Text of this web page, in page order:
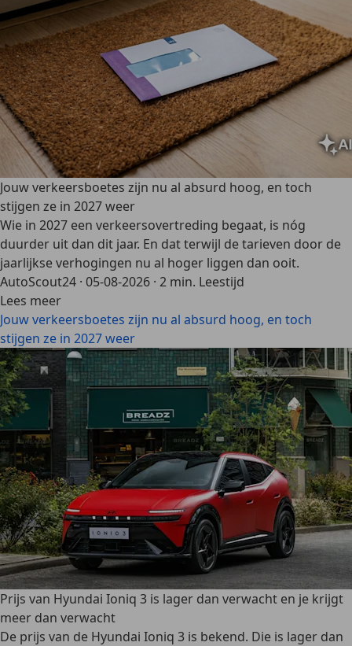
Jouw verkeersboetes zijn nu al absurd hoog, en toch
stijgen ze in 2027 weer
Wie in 2027 een verkeersovertreding begaat, is nóg
duurder uit dan dit jaar. En dat terwijl de tarieven door de
jaarlijkse verhogingen nu al hoger liggen dan ooit.
AutoScout24 · 05-08-2026 · 2 min. Leestijd
Lees meer
Jouw verkeersboetes zijn nu al absurd hoog, en toch
stijgen ze in 2027 weer
Prijs van Hyundai Ioniq 3 is lager dan verwacht en je krijgt
meer dan verwacht
De prijs van de Hyundai Ioniq 3 is bekend. Die is lager dan